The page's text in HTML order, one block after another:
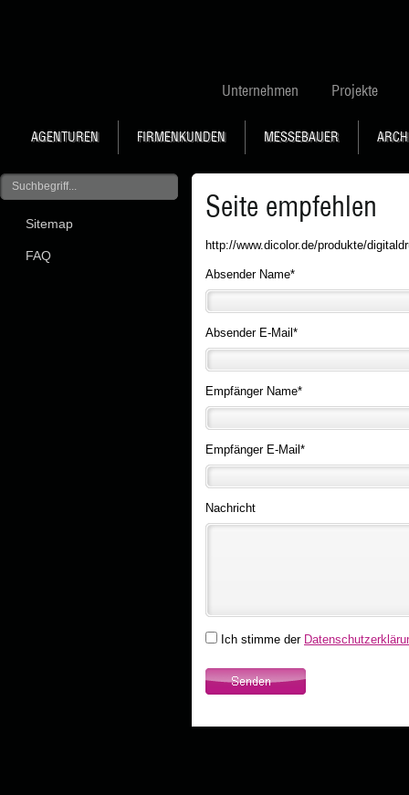
Unternehmen Projekte
AGENTUREN FIRMENKUNDEN MESSEBAUER
Sitemap
FAQ
Seite empfehlen
http://www.dicolor.de/produkte/
Absender Name*
Absender E-Mail *
Empfänger Name*
Empfänger E-Mail *
Nachricht
Ich stimme der